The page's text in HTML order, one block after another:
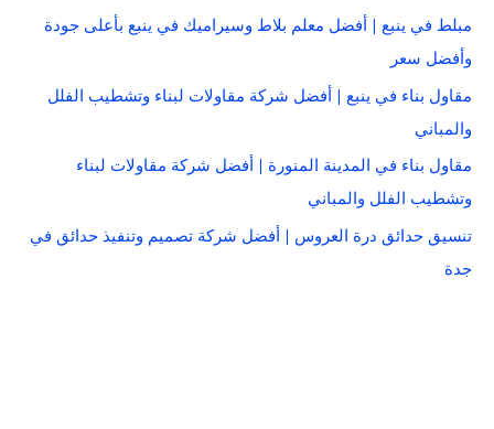
مبلط في ينبع | أفضل معلم بلاط وسيراميك في ينبع بأعلى جودة
وأفضل سعر
مقاول بناء في ينبع | أفضل شركة مقاولات لبناء وتشطيب الفلل
والمباني
مقاول بناء في المدينة المنورة | أفضل شركة مقاولات لبناء
وتشطيب الفلل والمباني
تنسيق حدائق درة العروس | أفضل شركة تصميم وتنفيذ حدائق في
جدة